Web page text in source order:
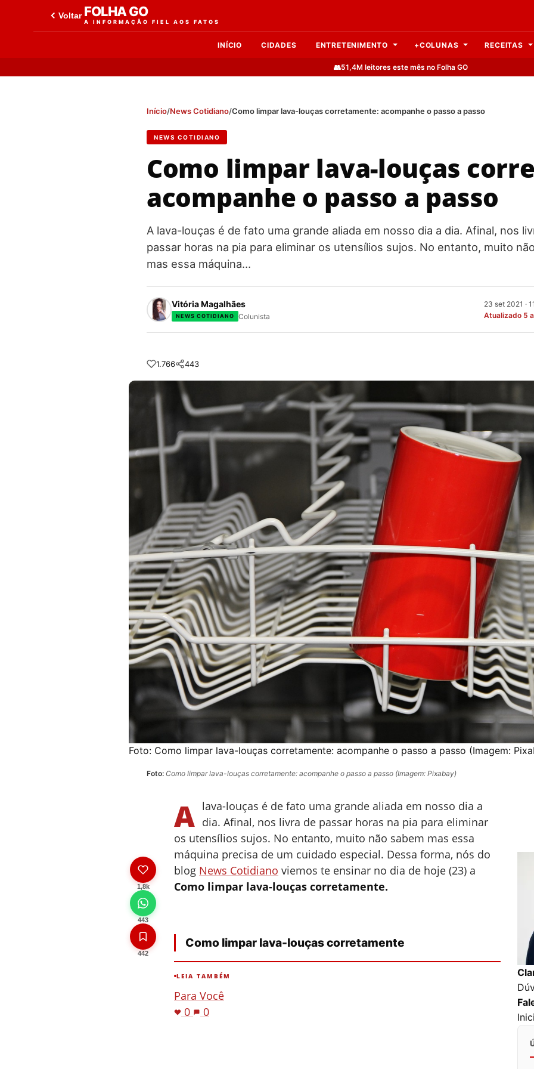
Voltar FOLHA GO
A INFORMAÇÃO FIEL AOS FATOS
INÍCIO CIDADES ENTRETENIMENTO +COLUNAS RECEITAS
👥51,4M leitores este mês no Folha GO
Início/News Cotidiano/Como limpar lava-louças corretamente: acompanhe o passo a passo
NEWS COTIDIANO
Como limpar lava-louças
acompanhe o passo a passo
A lava-louças é de fato uma grande aliada em nosso dia a dia. Afinal, nos
passar horas na pia para eliminar os utensílios sujos. No entanto, muito
mas essa máquina…
Vitória Magalhães
NEWS COTIDIANO Colunista
23 set 2021 ·
Atualizado 5
1.766 443
Foto: Como limpar lava-louças corretamente: acompanhe o passo a passo (Imagem:
Foto: Como limpar lava-louças corretamente: acompanhe o passo a passo (Imagem: Pixabay)
1,8k
443
442
A lava-louças é de fato uma grande aliada em nosso dia a
dia. Afinal, nos livra de passar horas na pia para eliminar
os utensílios sujos. No entanto, muito não sabem mas essa
máquina precisa de um cuidado especial. Dessa forma, nós do
blog News Cotidiano viemos te ensinar no dia de hoje (23) a
Como limpar lava-louças corretamente.
Como limpar lava-louças corretamente
LEIA TAMBÉM
Para Você
0
0
0